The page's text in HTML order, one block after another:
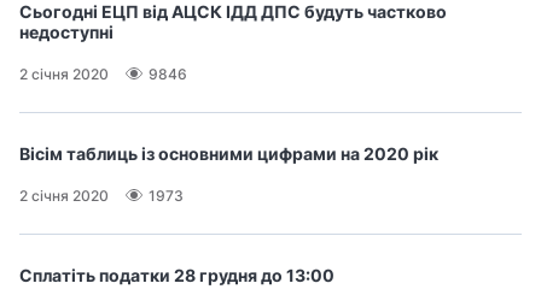
Сьогодні ЕЦП від АЦСК ІДД ДПС будуть частково
недоступні
2 січня 2020 9846
Вісім таблиць із основними цифрами на 2020 рік
2 січня 2020 1973
Сплатіть податки 28 грудня до 13:00